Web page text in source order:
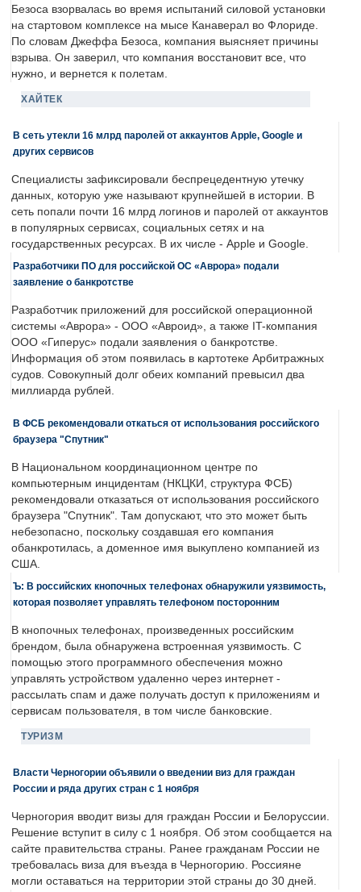
Безоса взорвалась во время испытаний силовой установки
на стартовом комплексе на мысе Канаверал во Флориде.
По словам Джеффа Безоса, компания выясняет причины
взрыва. Он заверил, что компания восстановит все, что
нужно, и вернется к полетам.
ХАЙТЕК
В сеть утекли 16 млрд паролей от аккаунтов Apple, Google и
других сервисов
Специалисты зафиксировали беспрецедентную утечку
данных, которую уже называют крупнейшей в истории. В
сеть попали почти 16 млрд логинов и паролей от аккаунтов
в популярных сервисах, социальных сетях и на
государственных ресурсах. В их числе - Apple и Google.
Разработчики ПО для российской ОС «Аврора» подали
заявление о банкротстве
Разработчик приложений для российской операционной
системы «Аврора» - ООО «Авроид», а также IT-компания
ООО «Гиперус» подали заявления о банкротстве.
Информация об этом появилась в картотеке Арбитражных
судов. Совокупный долг обеих компаний превысил два
миллиарда рублей.
В ФСБ рекомендовали откаться от использования российского
браузера "Спутник"
В Национальном координационном центре по
компьютерным инцидентам (НКЦКИ, структура ФСБ)
рекомендовали отказаться от использования российского
браузера "Спутник". Там допускают, что это может быть
небезопасно, поскольку создавшая его компания
обанкротилась, а доменное имя выкуплено компанией из
США.
Ъ: В российских кнопочных телефонах обнаружили уязвимость,
которая позволяет управлять телефоном посторонним
В кнопочных телефонах, произведенных российским
брендом, была обнаружена встроенная уязвимость. С
помощью этого программного обеспечения можно
управлять устройством удаленно через интернет -
рассылать спам и даже получать доступ к приложениям и
сервисам пользователя, в том числе банковские.
ТУРИЗМ
Власти Черногории объявили о введении виз для граждан
России и ряда других стран с 1 ноября
Черногория вводит визы для граждан России и Белоруссии.
Решение вступит в силу с 1 ноября. Об этом сообщается на
сайте правительства страны. Ранее гражданам России не
требовалась виза для въезда в Черногорию. Россияне
могли оставаться на территории этой страны до 30 дней.